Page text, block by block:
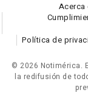
Acerca
Política de
© 2026 Notimérica.
la redifusión de